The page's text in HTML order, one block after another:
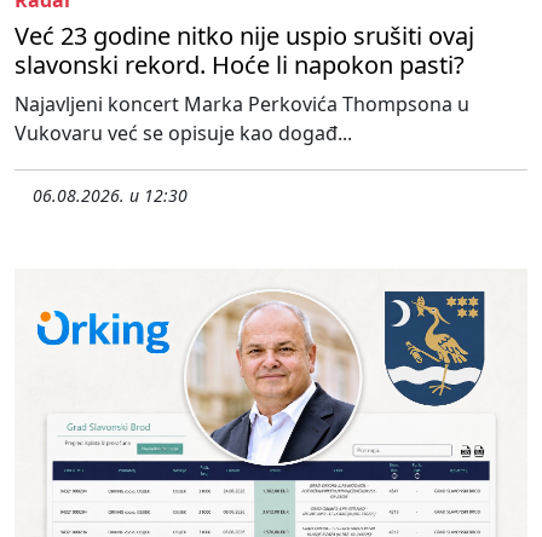
Već 23 godine nitko nije uspio srušiti ovaj
slavonski rekord. Hoće li napokon pasti?
Najavljeni koncert Marka Perkovića Thompsona u
Vukovaru već se opisuje kao događ...
06.08.2026. u 12:30